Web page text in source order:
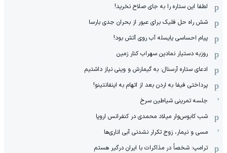
لطفا این ستاره را به جای صلاح نخرید!
شش راه حل فلیک برای عبور از بحران جدی بارسا
پیام احساسی یایسله آب روی آتش بود!
روزبه دستیار نمادین سهراب کنار زمین
ادعای ستاره آرسنال: به گیمارش و وینی نیاز داشتیم
پرداختی فیفا به اردن بعد از اتهام به اینفانتینو!
جلسه تمرینی شیاطین سرخ
شب کابوس‌وار میلاد محمدی در کنفرانس اروپا
مسی و نیمار، زوج تکرار نشدنی آبی اناری‌ها
ترامپ: شخصاً در مذاکرات با ایران درگیر هستم